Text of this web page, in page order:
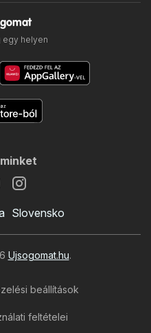
egy helyen
Slovensko
Ujsogomat.hu.
beállítások
feltételei